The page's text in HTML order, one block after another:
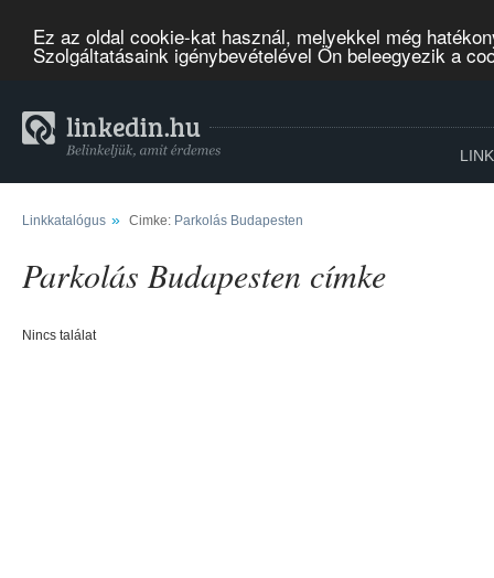
Ez az oldal cookie-kat használ, melyekkel még
Szolgáltatásaink igénybevételével Ön beleegyezik a
Linkkatalógus » Cimke: Parkolás Budapesten
Parkolás Budapesten címke
Nincs találat